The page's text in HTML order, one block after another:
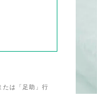
たは「足助」行